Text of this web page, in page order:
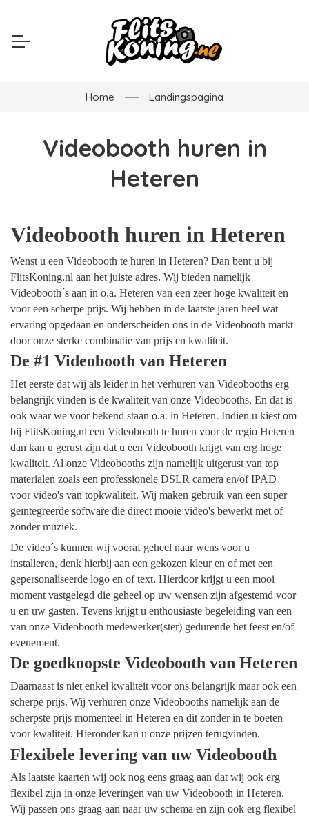
Home Landingspagina
Videobooth huren in
Heteren
Videobooth huren in Heteren
Wenst u een Videobooth te huren in Heteren? Dan bent u bij
FlitsKoning.nl aan het juiste adres. Wij bieden namelijk
Videobooth´s aan in o.a. Heteren van een zeer hoge kwaliteit en
voor een scherpe prijs. Wij hebben in de laatste jaren heel wat
ervaring opgedaan en onderscheiden ons in de Videobooth markt
door onze sterke combinatie van prijs en kwaliteit.
De #1 Videobooth van Heteren
Het eerste dat wij als leider in het verhuren van Videobooths erg
belangrijk vinden is de kwaliteit van onze Videobooths, En dat is
ook waar we voor bekend staan o.a. in Heteren. Indien u kiest om
bij FlitsKoning.nl een Videobooth te huren voor de regio Heteren
dan kan u gerust zijn dat u een Videobooth krijgt van erg hoge
kwaliteit. Al onze Videobooths zijn namelijk uitgerust van top
materialen zoals een professionele DSLR camera en/of IPAD
voor video's van topkwaliteit. Wij maken gebruik van een super
geïntegreerde software die direct mooie video's bewerkt met of
zonder muziek.
De video´s kunnen wij vooraf geheel naar wens voor u
installeren, denk hierbij aan een gekozen kleur en of met een
gepersonaliseerde logo en of text. Hierdoor krijgt u een mooi
moment vastgelegd die geheel op uw wensen zijn afgestemd voor
u en uw gasten. Tevens krijgt u enthousiaste begeleiding van een
van onze Videobooth medewerker(ster) gedurende het feest en/of
evenement.
De goedkoopste Videobooth van Heteren
Daarnaast is niet enkel kwaliteit voor ons belangrijk maar ook een
scherpe prijs. Wij verhuren onze Videobooths namelijk aan de
scherpste prijs momenteel in Heteren en dit zonder in te boeten
voor kwaliteit. Hieronder kan u onze prijzen terugvinden.
Flexibele levering van uw Videobooth
Als laatste kaarten wij ook nog eens graag aan dat wij ook erg
flexibel zijn in onze leveringen van uw Videobooth in Heteren.
Wij passen ons graag aan naar uw schema en zijn ook erg flexibel